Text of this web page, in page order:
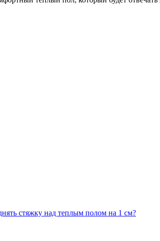
стяжку над теплым полом на 1 см?